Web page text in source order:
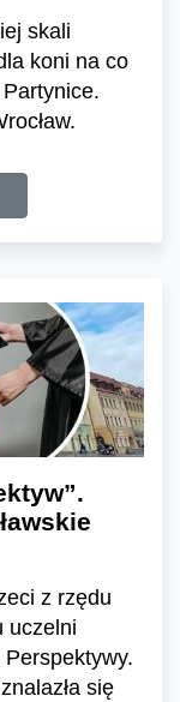
skali
koni na co
z rzędu
uczelni
się